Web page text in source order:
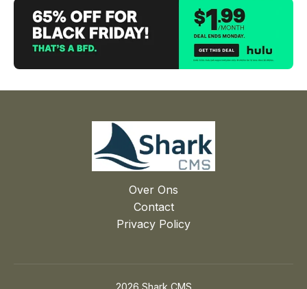
Over Ons
Contact
Privacy Policy
2026 Shark CMS